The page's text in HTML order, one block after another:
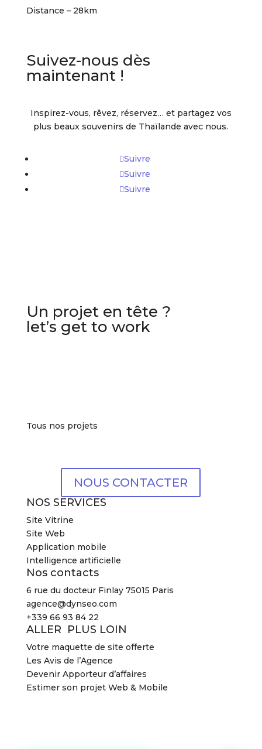
Distance – 28km
Suivez-nous dès
maintenant !
Inspirez-vous, rêvez, réservez… et partagez vos
plus beaux souvenirs de Thaïlande avec nous.
Suivre
Suivre
Suivre
Un projet en tête ?
let’s get to work
Tous nos projets
NOUS CONTACTER
NOS SERVICES
Site Vitrine
Site Web
Application mobile
Intelligence artificielle
Nos contacts
6 rue du docteur Finlay 75015 Paris
agence@dynseo.com
+339 66 93 84 22
ALLER PLUS LOIN
Votre maquette de site offerte
Les Avis de l’Agence
Devenir Apporteur d’affaires
Estimer son projet Web & Mobile